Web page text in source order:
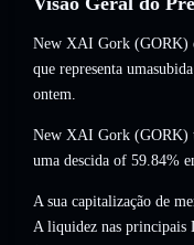
New XAI Gork (GORK)
que representa
ontem.
New XAI Gork (GORK)
uma descida of 59.84%
A sua capitalização de
A liquidez nas principais